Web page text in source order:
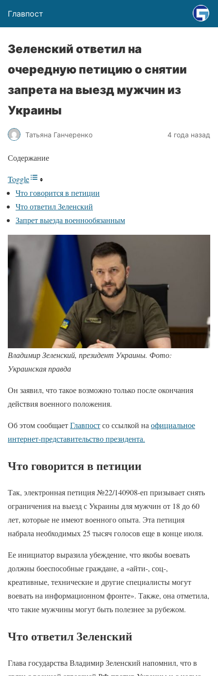
Главпост
Зеленский ответил на
очередную петицию о снятии
запрета на выезд мужчин из
Украины
Татьяна Ганчеренко 4 года назад
Содержание
Toggle
Что говорится в петиции
Что ответил Зеленский
Запрет выезда военнообязанным
Владимир Зеленский, президент Украины. Фото:
Украинская правда
Он заявил, что такое возможно только после окончания
действия военного положения.
Об этом сообщаетГлавпостсо ссылкой наофициальное
интернет-представительство президента.
Что говорится в петиции
Так, электронная петиция №22/140908-еп призывает снять
ограничения на выезд с Украины для мужчин от 18 до 60
лет, которые не имеют военного опыта. Эта петиция
набрала необходимых 25 тысяч голосов еще в конце июля.
Ее инициатор выразила убеждение, что якобы воевать
должны боеспособные граждане, а «айти-, соц-,
креативные, технические и другие специалисты могут
воевать на информационном фронте». Также, она отметила,
что такие мужчины могут быть полезнее за рубежом.
Что ответил Зеленский
Глава государства Владимир Зеленский напомнил, что в